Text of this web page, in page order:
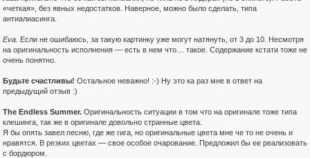
«четкая», без явных недостатков. Наверное, можно было сделать, типа
антиалиасинга.
Eva. Если не ошибаюсь, за такую картинку уже могут натянуть, от 3 до 10. Несмотря
на оригинальность исполнения — есть в нем что… такое. Содержание кстати тоже не
очень понятно.
Будьте счастливы! Остальное неважно! :-) Ну это ка раз мне в ответ на
предыдущий отзыв :)
The Endless Summer. Оригинальность ситуации в том что на оригинале тоже типа
клешинга, так же в оригинале довольно странные цвета.
Я бы опять завел песню, где же гига, но оригинальные цвета мне че то не очень и
нравятся. В резких цветах — свое особое очарование. Предложил бы ее реализовать
с бордюром.